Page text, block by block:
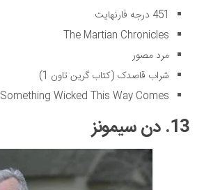
451 درجه فارنهایت
The Martian Chronicles
مرد مصور
شراب قاصدک (کتاب گرین تاون 1)
Something Wicked This Way Comes (کتاب گرین تاون 2)
13. دن سیمونز